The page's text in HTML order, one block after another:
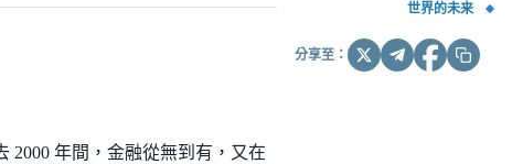
2000 年間，金融從無到有，又在
世界的未来
分享至：